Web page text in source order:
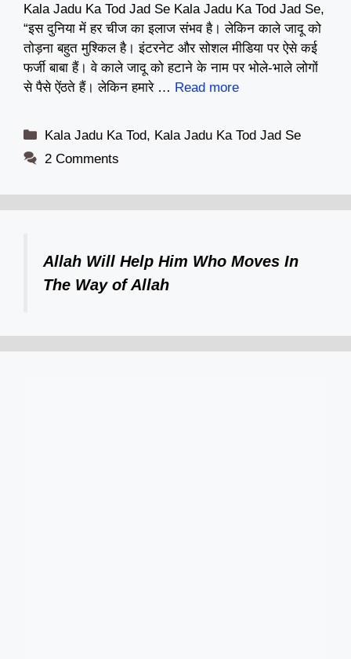
Kala Jadu Ka Tod Jad Se Kala Jadu Ka Tod Jad Se,
“इस दुनिया में हर चीज का इलाज संभव है। लेकिन काले जादू को
तोड़ना बहुत मुश्किल है। इंटरनेट और सोशल मीडिया पर ऐसे कई
फर्जी बाबा हैं। वे काले जादू को हटाने के नाम पर भोले-भाले लोगों
से पैसे ऐंठते हैं। लेकिन हमारे … Read more
Categories
Kala Jadu Ka Tod, Kala Jadu Ka Tod Jad Se
2 Comments
Allah Will Help Him Who Moves In
The Way of Allah